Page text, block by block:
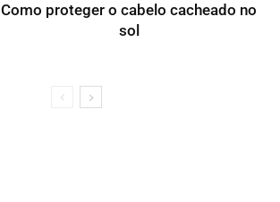
Como proteger o cabelo cacheado no
sol